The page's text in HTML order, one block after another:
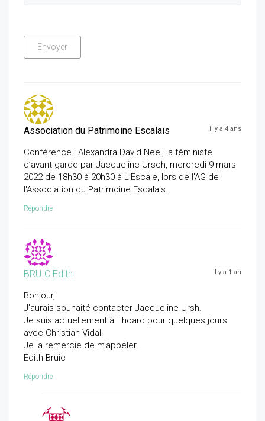
Association du Patrimoine Escalais il y a 4 ans
Conférence : Alexandra David Neel, la féministe
d’avant-garde par Jacqueline Ursch, mercredi 9 mars
2022 de 18h30 à 20h30 à L’Escale, lors de l'AG de
l'Association du Patrimoine Escalais.
Répondre
BRUIC Edith il y a 1 an
Bonjour,
J’aurais souhaité contacter Jacqueline Ursh.
Je suis actuellement à Thoard pour quelques jours
avec Christian Vidal.
Je la remercie de m’appeler.
Edith Bruic
Répondre